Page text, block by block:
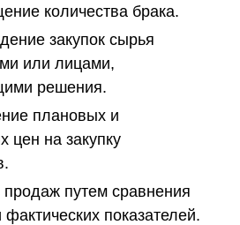
количества брака.
закупок сырья
или лицами,
решения.
плановых и
цен на закупку
путем сравнения
показателей.